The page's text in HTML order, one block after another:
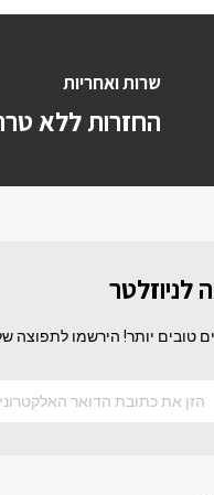
שרות ואחריות
החזרות ללא
טובים יותר! הירשמו לתפוצה